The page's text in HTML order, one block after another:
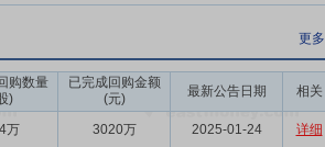
相关回购、增持公司股份等行为的法律、法
司股价措施。稳定股价的具体措施包括:1、
更多
购数量
)
已完成回购金额
(元)
最新公告日期 相关
万 3020万 2025-01-24 详细